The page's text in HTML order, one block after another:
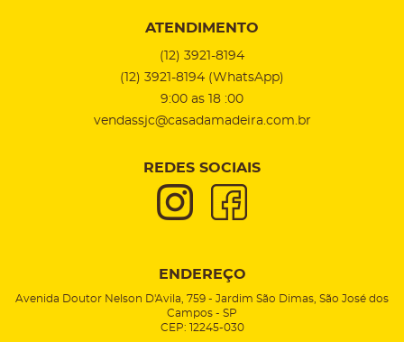
ATENDIMENTO
(12) 3921-8194
(12) 3921-8194 (WhatsApp)
9:00 as 18 :00
vendassjc@casadamadeira.com.br
REDES SOCIAIS
ENDEREÇO
Avenida Doutor Nelson D'Avila, 759 - Jardim São Dimas, São José dos
Campos - SP
CEP: 12245-030